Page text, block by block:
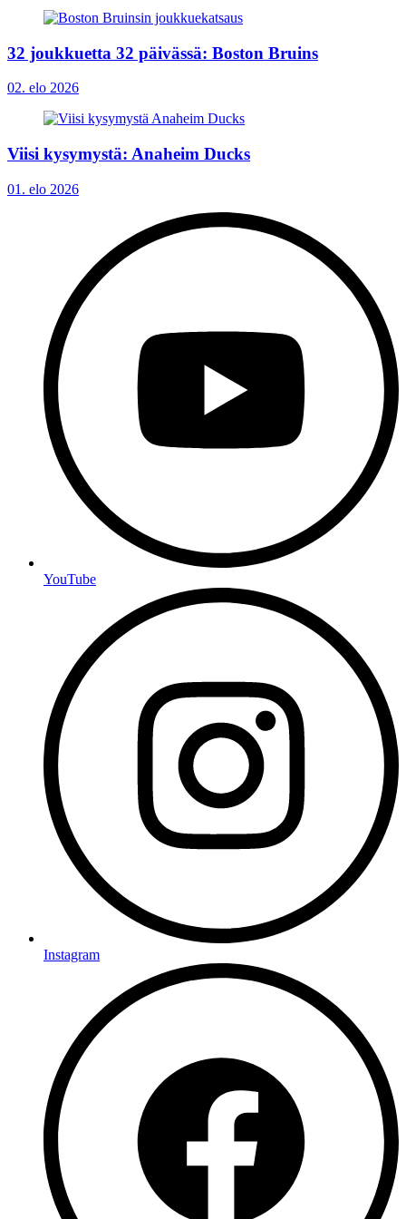
32 joukkuetta 32 päivässä: Boston Bruins
02. elo 2026
Viisi kysymystä: Anaheim Ducks
01. elo 2026
YouTube
Instagram